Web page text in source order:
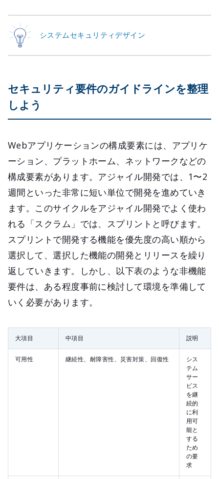
システムセキュリティデザイン
セキュリティ要件のガイドラインを整理
しよう
Webアプリケーションの構成要素には、アプリケ
ーション、プラットホーム、ネットワークなどの
構成要素があります。アジャイル開発では、1〜2
週間といった非常に短い単位で開発を進めていき
ます。このサイクルをアジャイル開発でよく使わ
れる「スクラム」では、スプリントと呼びます。
スプリントで開発する機能を優先度の高い順から
選択して、選択した機能の開発とリリースを繰り
返していきます。しかし、以下表のような非機能
要件は、ある程度事前に検討して環境を準備して
いく必要があります。
大項目 中項目 説明
可用性 継続性、耐障害性、災害対策、回復性
シス
テム
サー
ビス
を継
続的
に利
用可
能と
する
ため
の要
求